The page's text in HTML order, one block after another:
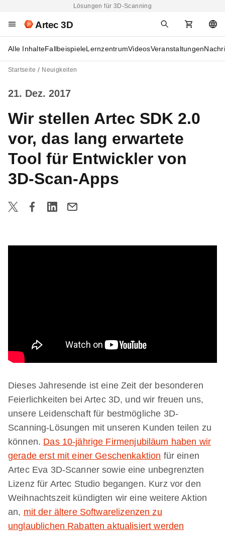
Lösungen für 3D-Scanning
Artec 3D
Alle InhalteFallbeispieleLernzentrumVideosVeranstaltungen
Startseite Neuigkeiten
21. Dez. 2017
Wir stellen Artec SDK 2.0
vor, das lang erwartete
Tool für Entwickler von
3D-Scan-Apps
Dieses Jahresende ist eine Zeit der besonderen
Feierlichkeiten bei Artec 3D, und wir freuen uns,
unsere Leidenschaft für bestmögliche 3D-
Scanning-Lösungen mit unseren Kunden teilen zu
können. Das 10-jährige Firmenjubiläum haben wir
gerade erst mit einer Geschenkaktion für einen
Artec Eva 3D-Scanner sowie eine unbegrenzten
Lizenz für Artec Studio begangen. Kurz vor den
Weihnachtszeit kündigten wir eine weitere Aktion
an, mit der ältere Softwarelizenzen zu
unglaublichen Rabatten aktualisiert werden